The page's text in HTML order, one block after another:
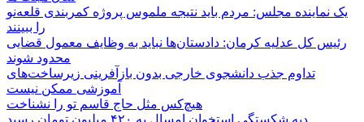
یک نماینده مجلس: مردم باید نتیجه ملموس پروژه کمربندی قلعه‌نو
را ببینند
رئیس کل عدلیه کرمان: دادستان‌ها نباید به وظایف معمول قضایی
محدود شوند
تداوم جذب دانشجوی خارجی بدون بازآفرینی زیرساخت‌های
آموزشی ممکن نیست
هیچ‌کس مثل حاج قاسم تو را نشناخت
دیه شکستگی استخوان امسال به ۴۲۰ میلیون تومان رسید